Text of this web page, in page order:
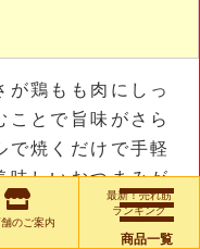
商品一覧
が鶏もも肉にしっ
ことで旨味がさら
で焼くだけで手軽
味しいおつまみが
らに風味が増し、
のご案内
最新！売れ筋
ランキング